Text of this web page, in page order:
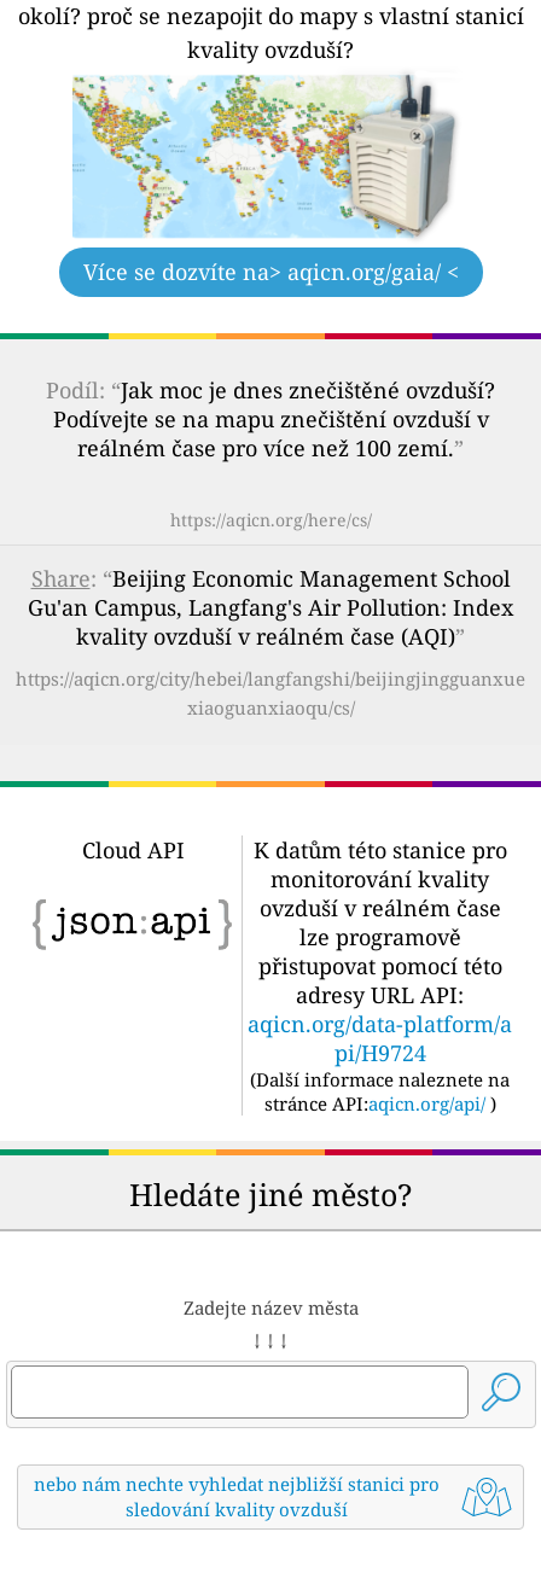
okolí? proč se nezapojit do mapy s vlastní stanicí
kvality ovzduší?
Více se dozvíte na> aqicn.org/gaia/ <
Podíl: “Jak moc je dnes znečištěné ovzduší?
Podívejte se na mapu znečištění ovzduší v
reálném čase pro více než 100 zemí.”
https://aqicn.org/here/cs/
Share: “Beijing Economic Management School
Gu'an Campus, Langfang's Air Pollution: Index
kvality ovzduší v reálném čase (AQI)”
https://aqicn.org/city/hebei/langfangshi/beijingjingguanxue
xiaoguanxiaoqu/cs/
Cloud API
K datům této stanice pro
monitorování kvality
ovzduší v reálném čase
lze programově
přistupovat pomocí této
adresy URL API:
aqicn.org/data-platform/a
pi/H9724
(Další informace naleznete na
stránce API:aqicn.org/api/ )
Hledáte jiné město?
Zadejte název města
↓ ↓ ↓
nebo nám nechte vyhledat nejbližší stanici pro
sledování kvality ovzduší